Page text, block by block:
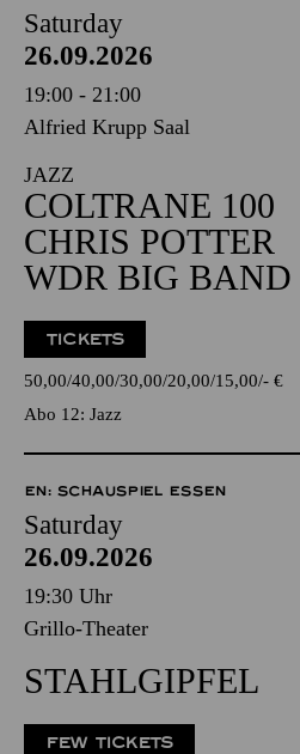
Saturday
26.09.2026
19:00 - 21:00
Alfried Krupp Saal
JAZZ
COLTRANE 100
CHRIS POTTER
WDR BIG BAND
TICKETS
50,00 40,00 30,00 20,00 15,00 - €
Abo 12: Jazz
EN: SCHAUSPIEL ESSEN
Saturday
26.09.2026
19:30 Uhr
Grillo-Theater
STAHLGIPFEL
FEW TICKETS